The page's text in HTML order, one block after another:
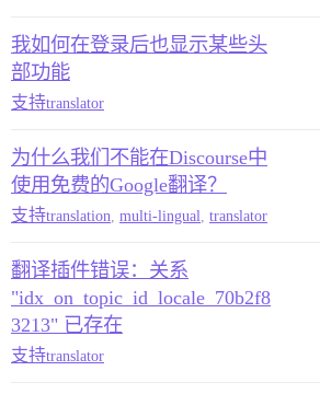
我如何在登录后也显示某些头
部功能
支持translator
为什么我们不能在Discourse中
使用免费的Google翻译？
支持translation multi-lingual translator
翻译插件错误：关系
"idx_on_topic_id_locale_70b2f8
3213" 已存在
支持translator